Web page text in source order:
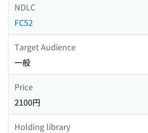
NDLC
FC52
Target Audience
一般
Price
2100円
Holding library